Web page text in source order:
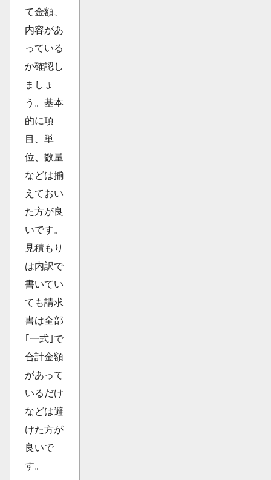
て金額、
内容があ
っている
か確認し
ましょ
う。基本
的に項
目、単
位、数量
などは揃
えておい
た方が良
いです。
見積もり
は内訳で
書いてい
ても請求
書は全部
｢一式｣で
合計金額
があって
いるだけ
などは避
けた方が
良いで
す。